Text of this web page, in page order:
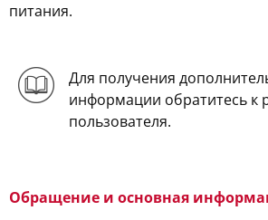
питания.
Для получения
информации обратитесь к
пользователя.
Обращение и основная